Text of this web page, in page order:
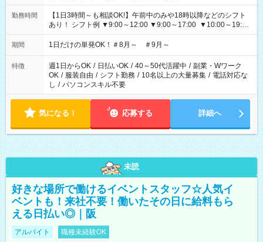
勤務時間
【1日3時間～も相談OK!】午前中のみや18時以降などのシフト
あり！ シフト例 ▼9:00～12:00 ▼9:00～17:00 ▼10:00～19:00
▼18:00～21:00
期間 1日だけの単発OK！＃8月～ ＃9月～
特徴 週1日からOK / 日払いOK / 40～50代活躍中 / 副業・Wワーク
OK / 服装自由 / シフト勤務 / 10名以上の大量募集 / 電話対応な
し / パソコンスキル不要
気になる！ 応募する 詳細へ
未読
好きな場所で働けるイベントスタッフ☆人気イ
ベントも！来社不要！働いたその日に給料もら
える日払い◎｜阪
アルバイト 職種未経験OK